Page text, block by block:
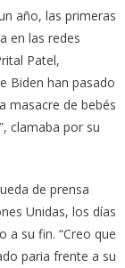
año, las primeras
en las redes
Patel,
Biden han pasado
masacre de bebés
clamaba por su
de prensa
Unidas, los días
a su fin. “Creo que
paria frente a su